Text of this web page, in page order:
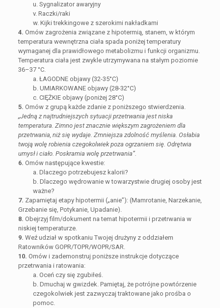
u. Sygnalizator awaryjny
v. Raczki/raki
w. Kijki trekkingowe z szerokimi nakładkami
4. Omów zagrożenia związane z hipotermią, stanem, w którym
temperatura wewnętrzna ciała spada poniżej temperatury
wymaganej dla prawidłowego metabolizmu i funkcji organizmu.
Temperatura ciała jest zwykle utrzymywana na stałym poziomie
36–37 °C.
a. ŁAGODNE objawy (32-35°C)
b. UMIARKOWANE objawy (28-32°C)
c. CIĘŻKIE objawy (poniżej 28°C)
5. Omów z grupą każde zdanie z poniższego stwierdzenia.
„Jedną z najtrudniejszych sytuacji przetrwania jest niska
temperatura. Zimno jest znacznie większym zagrożeniem dla
przetrwania, niż się wydaje. Zmniejsza zdolność myślenia. Osłabia
twoją wolę robienia czegokolwiek poza ogrzaniem się. Odrętwia
umysł i ciało. Poskramia wolę przetrwania”.
6. Omów następujące kwestie:
a. Dlaczego potrzebujesz kalorii?
b. Dlaczego wędrowanie w towarzystwie drugiej osoby jest
ważne?
7. Zapamiętaj etapy hipotermii („anie”): (Mamrotanie, Narzekanie,
Grzebanie się, Potykanie, Upadanie).
8. Obejrzyj film/dokument na temat hipotermii i przetrwania w
niskiej temperaturze.
9. Weź udział w spotkaniu Twojej drużyny z oddziałem
Ratowników GOPR/TOPR/WOPR/SAR.
10. Omów i zademonstruj poniższe instrukcje dotyczące
przetrwania i ratowania:
a. Oceń czy się zgubiłeś.
b. Dmuchaj w gwizdek. Pamiętaj, że potrójne powtórzenie
czegokolwiek jest zazwyczaj traktowane jako prośba o
pomoc.